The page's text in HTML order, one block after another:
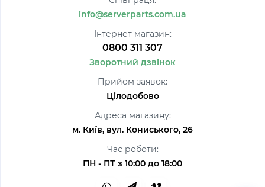
info@serverparts.com.ua
Інтернет магазин:
0800 311 307
Зворотний дзвінок
Прийом заявок:
Цілодобово
Адреса магазину:
м. Київ, вул. Кониського, 26
Час роботи:
ПН - ПТ з 10:00 до 18:00
Привіт👋 Я AI Консультант ServerParts!
Не знаєш, що обрати? Я допоможу! 💪